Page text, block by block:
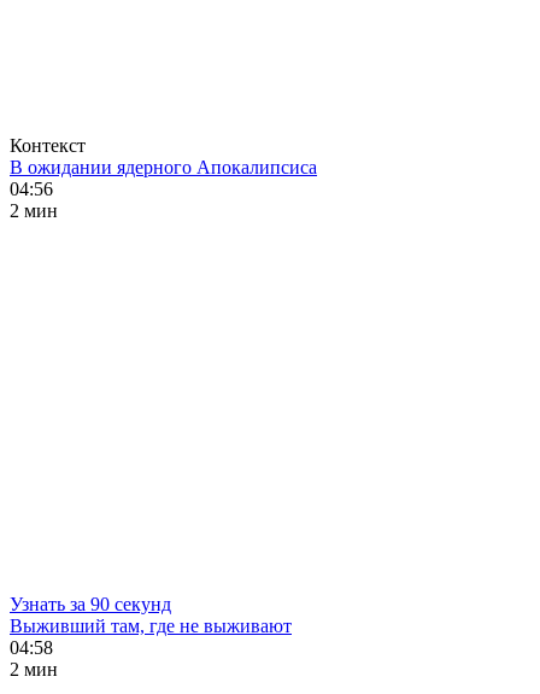
Контекст
В ожидании ядерного Апокалипсиса
04:56
2 мин
Узнать за 90 секунд
Выживший там, где не выживают
04:58
2 мин